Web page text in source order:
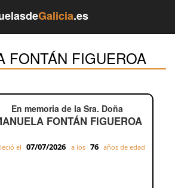
Galicia.es
FONTÁN FIGUEROA
En memoria de la Sra. Doña
FONTÁN FIGUEROA
el 07/07/2026 a los 76 años de edad